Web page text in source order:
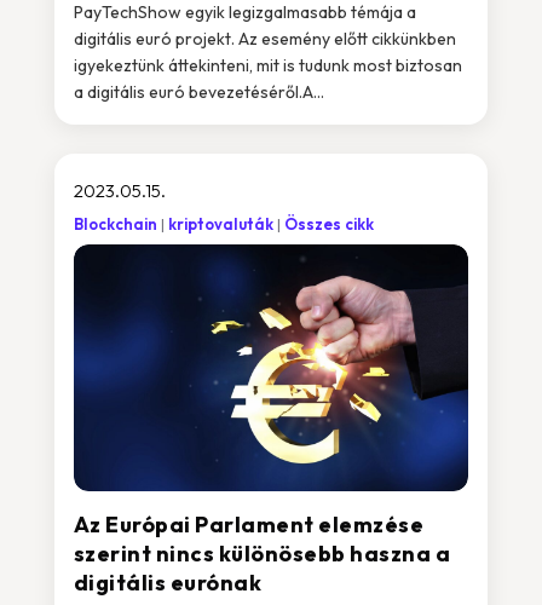
PayTechShow egyik legizgalmasabb témája a
digitális euró projekt. Az esemény előtt cikkünkben
igyekeztünk áttekinteni, mit is tudunk most biztosan
a digitális euró bevezetéséről.A...
Az Európai Parlament elemzése
szerint nincs különösebb haszna a
digitális eurónak
2023.05.15.
Blockchain kriptovaluták Összes cikk